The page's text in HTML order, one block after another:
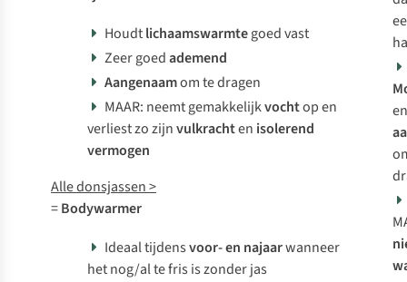
Houdtlichaamswarmtegoed vast
Zeer goedademend
Aangenaamom te dragen
MAAR: neemt gemakkelijkvochtop en
verliest zo zijnvulkrachten isolerend
vermogen
Alle donsjassen >
=Bodywarmer
Ideaal tijdensvoor- en najaarwanneer
het nog/al te fris is zonder jas
en